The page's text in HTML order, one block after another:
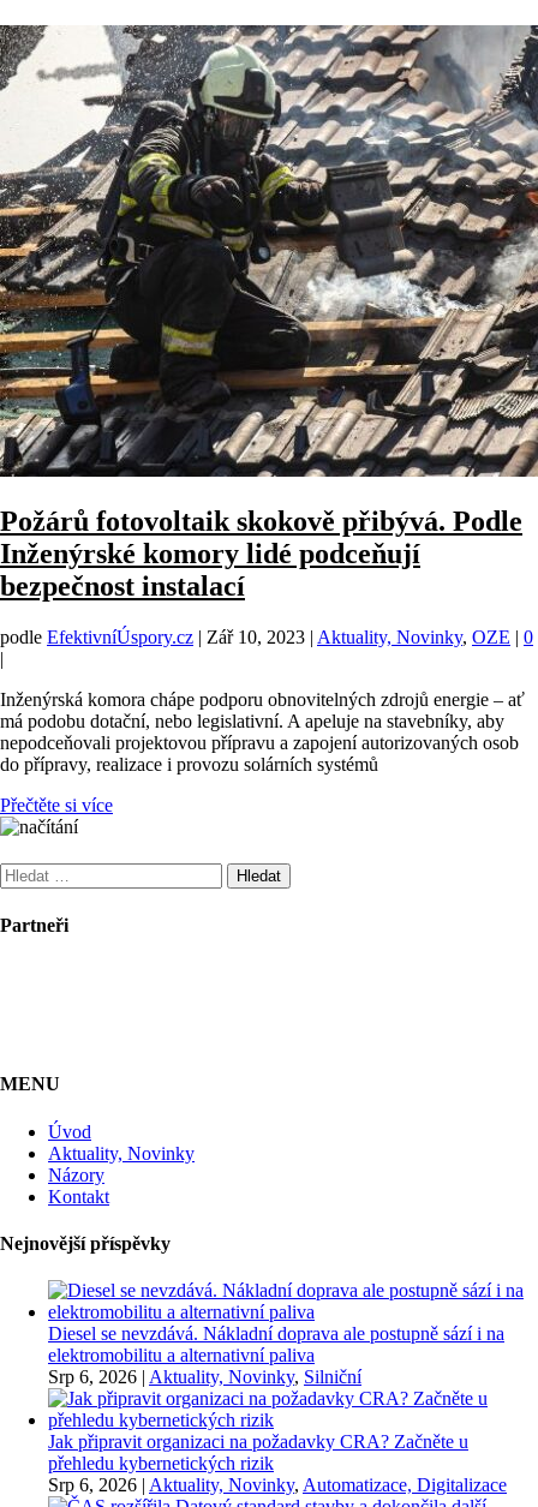
Požárů fotovoltaik skokově přibývá. Podle
Inženýrské komory lidé podceňují
bezpečnost instalací
podle EfektivníÚspory.cz | Zář 10, 2023 | Aktuality, Novinky, OZE | 0
|
Inženýrská komora chápe podporu obnovitelných zdrojů energie – ať
má podobu dotační, nebo legislativní. A apeluje na stavebníky, aby
nepodceňovali projektovou přípravu a zapojení autorizovaných osob
do přípravy, realizace i provozu solárních systémů
Přečtěte si více
Vyhledávání
Partneři
MENU
Úvod
Aktuality, Novinky
Názory
Kontakt
Nejnovější příspěvky
Diesel se nevzdává. Nákladní doprava ale postupně sází i na
elektromobilitu a alternativní paliva
Srp 6, 2026 | Aktuality, Novinky, Silniční
Jak připravit organizaci na požadavky CRA? Začněte u
přehledu kybernetických rizik
Srp 6, 2026 | Aktuality, Novinky, Automatizace, Digitalizace